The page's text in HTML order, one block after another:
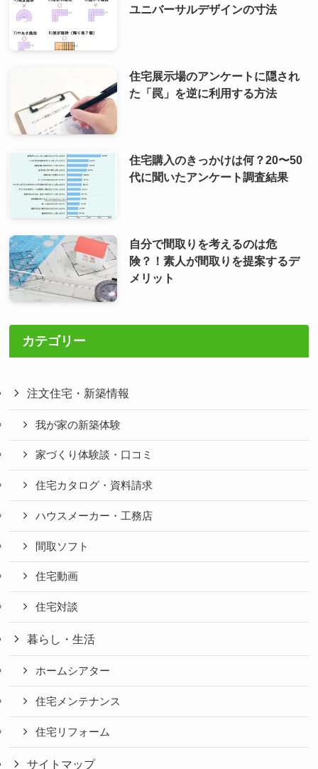
ユニバーサルデザインの寸法
住宅展示場のアンケートに隠され
た「罠」を逆に利用する方法
住宅購入のきっかけは何？20〜50
代に聞いたアンケート調査結果
自分で間取りを考えるのは危
険？！素人が間取りを提案するデ
メリット
カテゴリー
注文住宅・新築情報
我が家の新築体験
家づくり体験談・口コミ
住宅カタログ・資料請求
ハウスメーカー・工務店
間取ソフト
住宅動画
住宅対談
暮らし・生活
ホームシアター
住宅メンテナンス
住宅リフォーム
サイトマップ